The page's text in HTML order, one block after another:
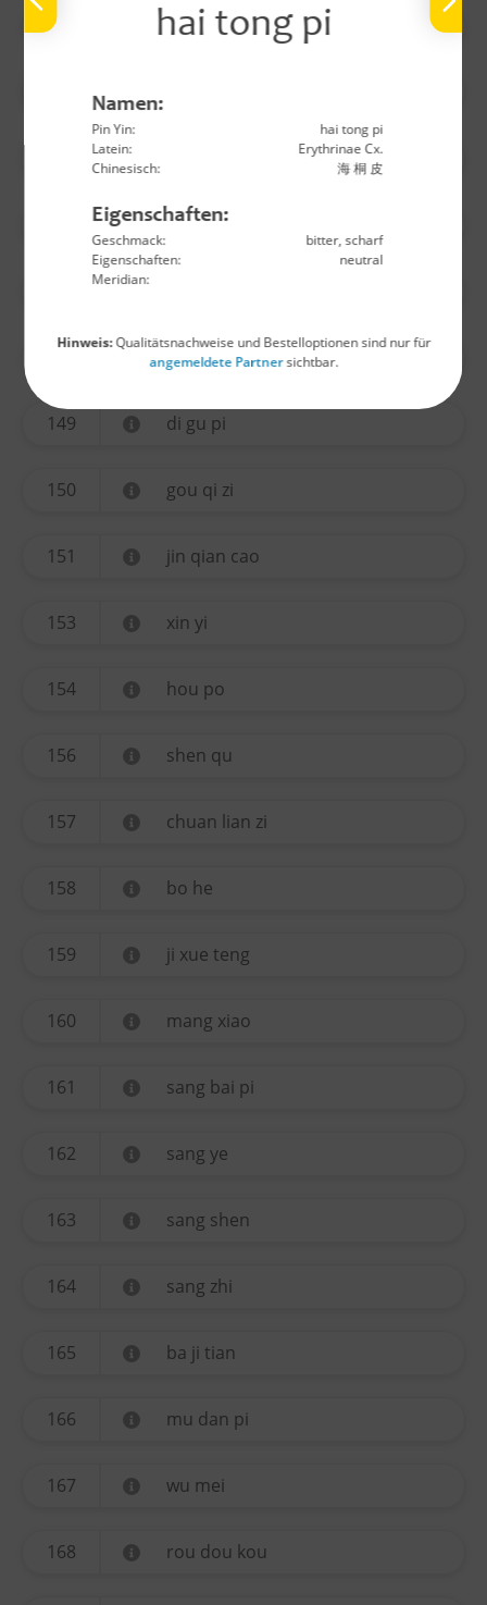
hai tong pi
Namen:
Pin Yin:
hai tong pi
Latein:
Erythrinae Cx.
Chinesisch:
海 桐 皮
Eigenschaften:
Geschmack:
bitter, scharf
Eigenschaften:
neutral
Meridian:
Hinweis:Qualitätsnachweise und Bestelloptionen sind nur für
angemeldete Partnersichtbar.
140 wu yao
long yan rou
sang ji sheng
149 di gu pi
150 gou qi zi
151 jin qian cao
153 xin yi
154 hou po
156 shen qu
157 chuan lian zi
158 bo he
159 ji xue teng
160 mang xiao
161 sang bai pi
162 sang ye
163 sang shen
164 sang zhi
165 ba ji tian
166 mu dan pi
167 wu mei
168 rou dou kou